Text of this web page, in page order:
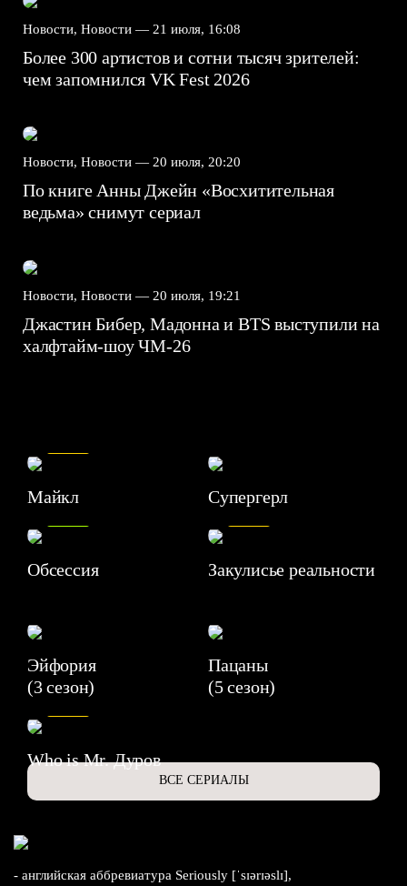
Новости, Новости — 21 июля, 16:08
Более 300 артистов и сотни тысяч зрителей:
чем запомнился VK Fest 2026
Новости, Новости — 20 июля, 20:20
По книге Анны Джейн «Восхитительная
ведьма» снимут сериал
Новости, Новости — 20 июля, 19:21
Джастин Бибер, Мадонна и BTS выступили на
халфтайм-шоу ЧМ-26
Майкл Супергерл
Обсессия
7.1
Закулисье реальности
Эйфория
(3 сезон)
Пацаны
(5 сезон)
Who is Mr. Дуров
ВСЕ СЕРИАЛЫ
- английская аббревиатура Seriously [ˈsɪərɪəslɪ],